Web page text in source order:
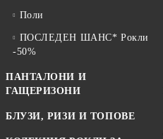
Поли
ПОСЛЕДЕН ШАНС* Рокли
-50%
ПАНТАЛОНИ И
ГАЩЕРИЗОНИ
БЛУЗИ, РИЗИ И ТОПОВЕ